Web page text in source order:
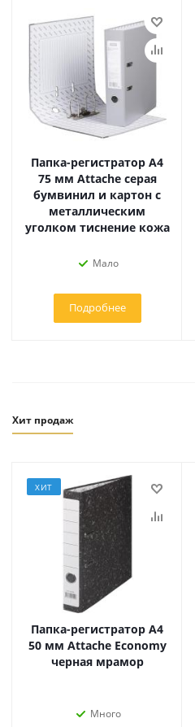
Папка-регистратор А4
75 мм Attache серая
бумвинил и картон с
металлическим
уголком тиснение кожа
Мало
Подробнее
Хит продаж
ХИТ
Папка-регистратор А4
50 мм Attache Economy
черная мрамор
Много